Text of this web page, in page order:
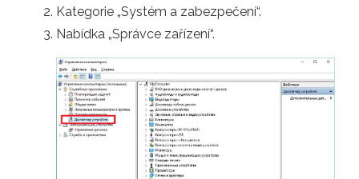
Kategorie „Systém a zabezpečení“.
Nabídka „Správce zařízení“.